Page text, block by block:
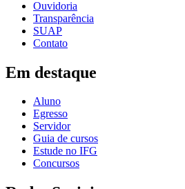
Ouvidoria
Transparência
SUAP
Contato
Em destaque
Aluno
Egresso
Servidor
Guia de cursos
Estude no IFG
Concursos